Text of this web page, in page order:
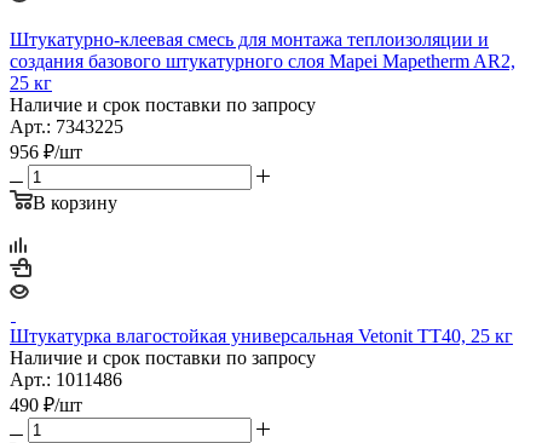
Штукатурно-клеевая смесь для монтажа теплоизоляции и
создания базового штукатурного слоя Mapei Mapetherm AR2,
25 кг
Наличие и срок поставки по запросу
Арт.: 7343225
956 ₽/шт
В корзину
Штукатурка влагостойкая универсальная Vetonit ТТ40, 25 кг
Наличие и срок поставки по запросу
Арт.: 1011486
490 ₽/шт